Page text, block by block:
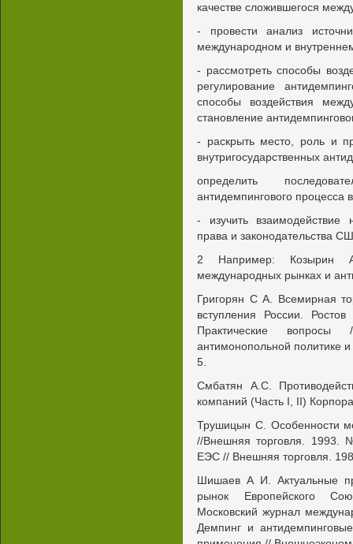
качестве сложившегося
- провести анализ
международном и
- рассмотреть способы
регулирование
способы воздействия
становление
- раскрыть место, роль и
внутригосударственных
определить
антидемпингового процесса
- изучить взаимодействие
права и законодательства
2 Например: Козырин
международных рынках и
Григорян С А. Всемирная
вступления России.
Практические
антимонопольной политике
5.
Смбатян A.C.
компаний (Часть I, II)
Трушицын С. Особенности
//Внешняя торговля. 1993.
ЕЭС // Внешняя торговля.
Шишаев А И. Актуальные
рынок Европейского
Московский журнал
Демпинг и